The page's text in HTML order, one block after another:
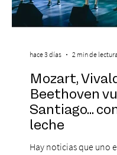
Mozart,
Beethoven
Santiago...
leche
Hay noticias que uno
hace 3 días 2 min de lectura